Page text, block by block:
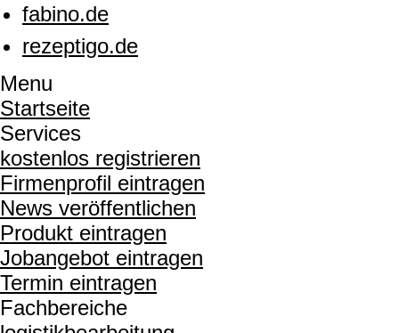
fabino.de
rezeptigo.de
Menu
Startseite
Services
kostenlos registrieren
Firmenprofil eintragen
News veröffentlichen
Produkt eintragen
Jobangebot eintragen
Termin eintragen
Fachbereiche